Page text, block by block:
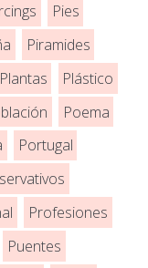
Pies
Piramides
Plantas
Plástico
Poema
Portugal
Profesiones
Puentes